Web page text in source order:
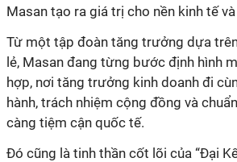
Masan tạo ra giá trị cho nền kinh tế và
Từ một tập đoàn tăng trưởng dựa
lẻ, Masan đang từng bước định hình
hợp, nơi tăng trưởng kinh doanh đi
hành, trách nhiệm cộng đồng và
càng tiệm cận quốc tế.
Đó cũng là tinh thần cốt lõi của “Đại